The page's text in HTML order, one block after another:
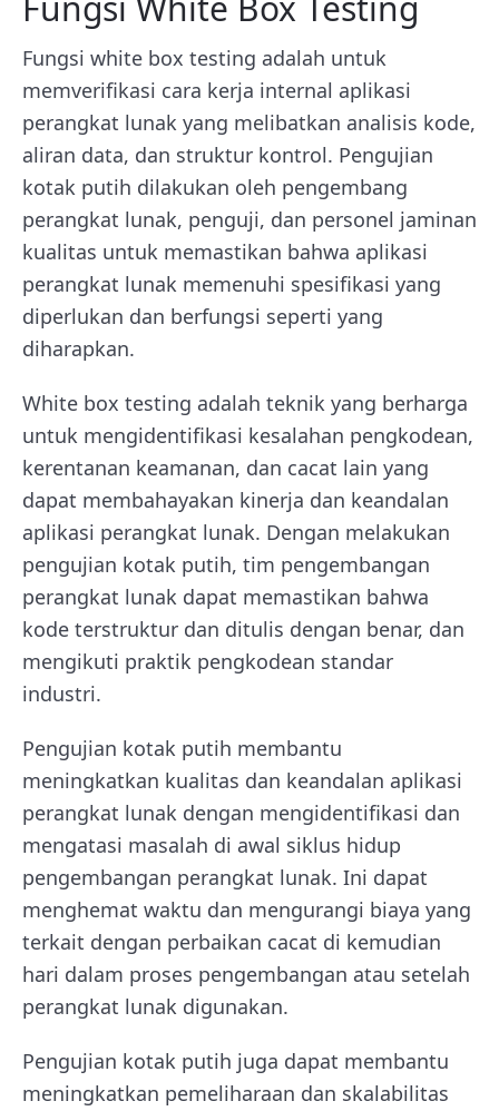
Fungsi white box testing adalah untuk
memverifikasi cara kerja internal aplikasi
perangkat lunak yang melibatkan analisis kode,
aliran data, dan struktur kontrol. Pengujian
kotak putih dilakukan oleh pengembang
perangkat lunak, penguji, dan personel jaminan
kualitas untuk memastikan bahwa aplikasi
perangkat lunak memenuhi spesifikasi yang
diperlukan dan berfungsi seperti yang
diharapkan.
White box testing adalah teknik yang berharga
untuk mengidentifikasi kesalahan pengkodean,
kerentanan keamanan, dan cacat lain yang
dapat membahayakan kinerja dan keandalan
aplikasi perangkat lunak. Dengan melakukan
pengujian kotak putih, tim pengembangan
perangkat lunak dapat memastikan bahwa
kode terstruktur dan ditulis dengan benar, dan
mengikuti praktik pengkodean standar
industri.
Pengujian kotak putih membantu
meningkatkan kualitas dan keandalan aplikasi
perangkat lunak dengan mengidentifikasi dan
mengatasi masalah di awal siklus hidup
pengembangan perangkat lunak. Ini dapat
menghemat waktu dan mengurangi biaya yang
terkait dengan perbaikan cacat di kemudian
hari dalam proses pengembangan atau setelah
perangkat lunak digunakan.
Pengujian kotak putih juga dapat membantu
meningkatkan pemeliharaan dan skalabilitas